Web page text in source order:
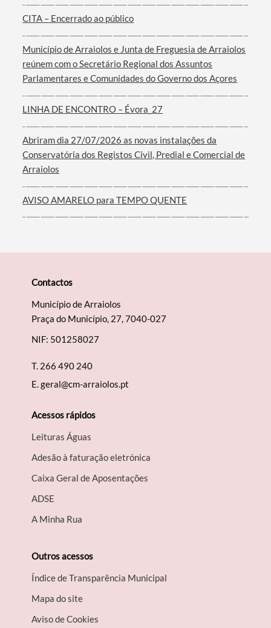
Categorias gerais
Filtros
CITA – Encerrado ao público
Município de Arraiolos e Junta de Freguesia de Arraiolos
reúnem com o Secretário Regional dos Assuntos
Parlamentares e Comunidades do Governo dos Açores
LINHA DE ENCONTRO – Évora_27
Abriram dia 27/07/2026 as novas instalações da
Conservatória dos Registos Civil, Predial e Comercial de
Arraiolos
AVISO AMARELO para TEMPO QUENTE
Contactos
Município de Arraiolos
Praça do Município, 27, 7040-027
NIF: 501258027
T. 266 490 240
E.geral@cm-arraiolos.pt
Acessos rápidos
Leituras Águas
Adesão à faturação eletrónica
Caixa Geral de Aposentações
A​DSE
A Minha Rua
Outros acessos
Índice de Transparência Municipal
Mapa do site
Aviso de Cookies